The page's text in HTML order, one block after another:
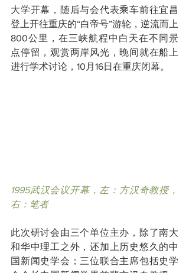
大学开幕，随后与会代表乘车前往宜昌
登上开往重庆的“白帝号”游轮，逆流而上
800公里，在三峡航程中白天在不同景
点停留，观赏两岸风光，晚间就在船上
进行学术讨论，10月16日在重庆闭幕。
1995武汉会议开幕，左：方汉奇教授，
右：笔者
此次研讨会由三个单位主办，除了南大
和华中理工之外，还加上历史悠久的中
国新闻史学会；三位联合主席包括史学